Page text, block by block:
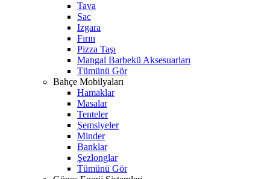
Tava
Sac
Izgara
Fırın
Pizza Taşı
Mangal Barbekü Aksesuarları
Tümünü Gör
Bahçe Mobilyaları
Hamaklar
Masalar
Tenteler
Şemsiyeler
Minder
Banklar
Şezlonglar
Tümünü Gör